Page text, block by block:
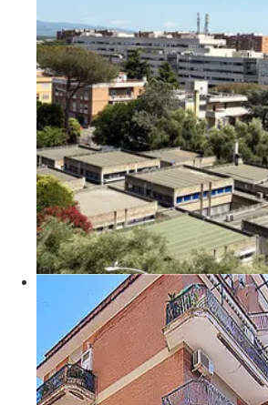
2
115 mq
€ 280.000Via Nicola Stame
Delizioso Appartamento Restaurato e